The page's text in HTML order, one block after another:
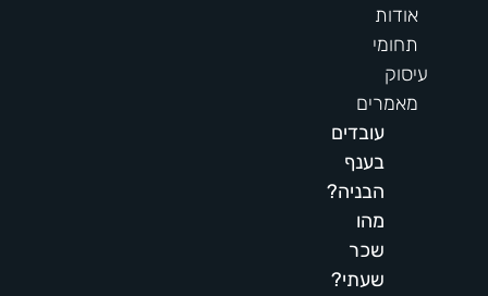
אודות
תחומי
עיסוק
מאמרים
עובדים
בענף
הבניה?
מהו
שכר
שעתי?